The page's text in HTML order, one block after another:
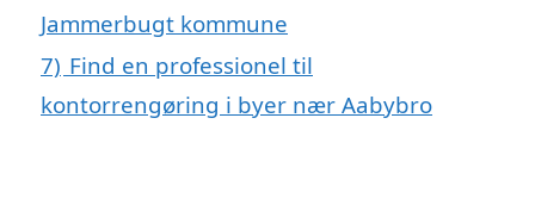
Jammerbugt kommune
7) Find en professionel til
kontorrengøring i byer nær Aabybro